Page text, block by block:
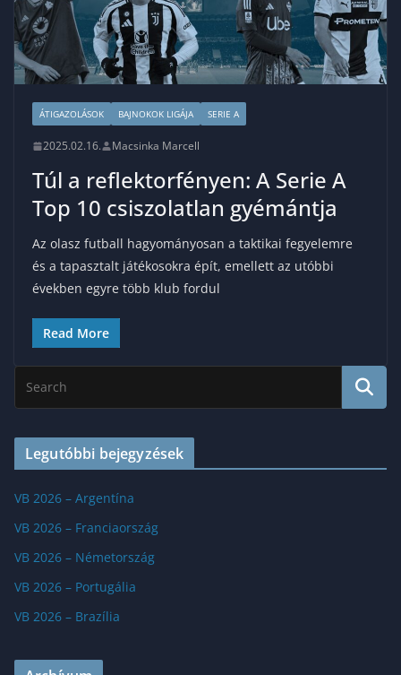
ÁTIGAZOLÁSOK BAJNOKOK LIGÁJA SERIE A
2025.02.16. Macsinka Marcell
Túl a reflektorfényen: A Serie A
Top 10 csiszolatlan gyémántja
Az olasz futball hagyományosan a taktikai fegyelemre
és a tapasztalt játékosokra épít, emellett az utóbbi
években egyre több klub fordul
Read More
Legutóbbi bejegyzések
VB 2026 – Argentína
VB 2026 – Franciaország
VB 2026 – Németország
VB 2026 – Portugália
VB 2026 – Brazília